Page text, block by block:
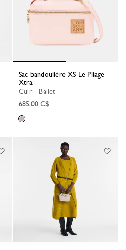
Sac bandoulière XS Le Pliage
Xtra
Cuir - Ballet
685,00 C$